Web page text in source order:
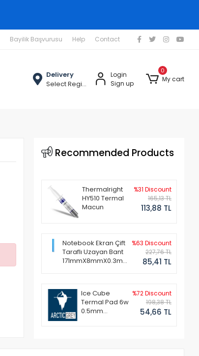
Bayilik Başvurusu Help Contact
Delivery
Select Region
Login
Sign up
0
My cart
Recommended Products
Thermalright
HY510 Termal
Macun
%31 Discount
165,13 TL
113,88 TL
Notebook Ekran Çift
Taraflı Uzayan Bant
171mmX8mmX0.3mm
%63 Discount
227,76 TL
85,41 TL
Ice Cube
Termal Pad 6w
0.5mm
%72 Discount
198,38 TL
54,66 TL